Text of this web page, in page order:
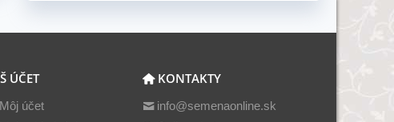
ÚČET
Môj účet
KONTAKTY
info@semenaonline.sk